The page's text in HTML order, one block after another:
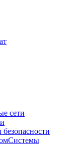
сети
Системы